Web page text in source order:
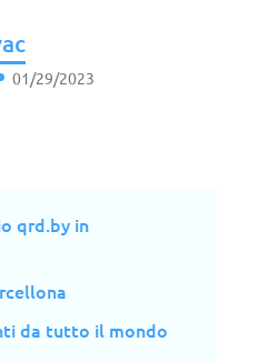
01/29/2023
qrd.by in
da tutto il mondo